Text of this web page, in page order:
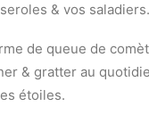
& vos saladiers.
de queue de
& gratter au
étoiles.